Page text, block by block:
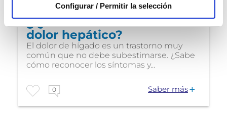
Configurar / Permitir la selección
¿Qué hacer en caso de
dolor hepático?
El dolor de hígado es un trastorno muy
común que no debe subestimarse. ¿Sabe
cómo reconocer los síntomas y...
0 Saber más